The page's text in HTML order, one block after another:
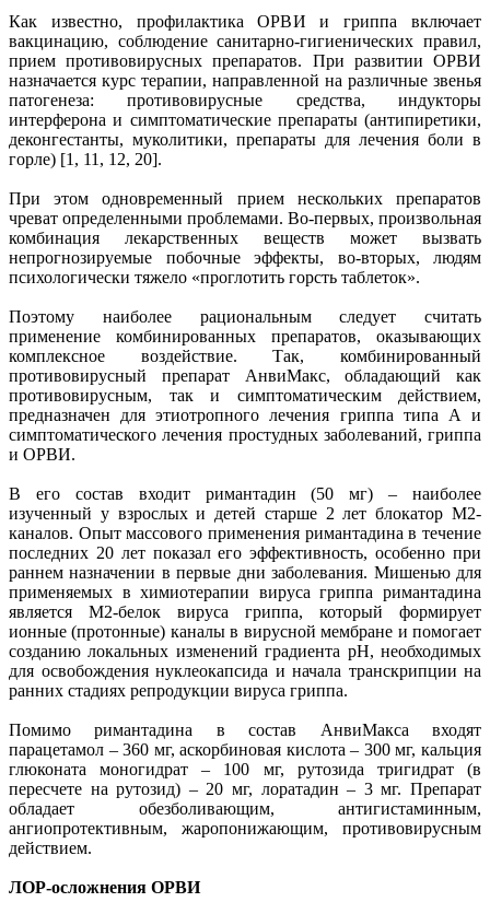
Как известно, профилактика ОРВИ и гриппа включает
вакцинацию, соблюдение санитарно-гигиенических правил,
прием противовирусных препаратов. При развитии ОРВИ
назначается курс терапии, направленной на различные звенья
патогенеза: противовирусные средства, индукторы
интерферона и симптоматические препараты (антипиретики,
деконгестанты, муколитики, препараты для лечения боли в
горле) [1, 11, 12, 20].
При этом одновременный прием нескольких препаратов
чреват определенными проблемами. Во-первых, произвольная
комбинация лекарственных веществ может вызвать
непрогнозируемые побочные эффекты, во-вторых, людям
психологически тяжело «проглотить горсть таблеток».
Поэтому наиболее рациональным следует считать
применение комбинированных препаратов, оказывающих
комплексное воздействие. Так, комбинированный
противовирусный препарат АнвиМакс, обладающий как
противовирусным, так и симптоматическим действием,
предназначен для этиотропного лечения гриппа типа А и
симптоматического лечения простудных заболеваний, гриппа
и ОРВИ.
В его состав входит римантадин (50 мг) – наиболее
изученный у взрослых и детей старше 2 лет блокатор М2-
каналов. Опыт массового применения римантадина в течение
последних 20 лет показал его эффективность, особенно при
раннем назначении в первые дни заболевания. Мишенью для
применяемых в химиотерапии вируса гриппа римантадина
является М2-белок вируса гриппа, который формирует
ионные (протонные) каналы в вирусной мембране и помогает
созданию локальных изменений градиента рН, необходимых
для освобождения нуклеокапсида и начала транскрипции на
ранних стадиях репродукции вируса гриппа.
Помимо римантадина в состав АнвиМакса входят
парацетамол – 360 мг, аскорбиновая кислота – 300 мг, кальция
глюконата моногидрат – 100 мг, рутозида тригидрат (в
пересчете на рутозид) – 20 мг, лоратадин – 3 мг. Препарат
обладает обезболивающим, антигистаминным,
ангиопротективным, жаропонижающим, противовирусным
действием.
ЛОР-осложнения ОРВИ